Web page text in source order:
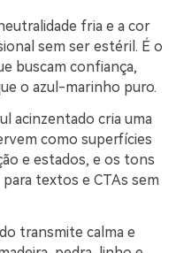
fria e a cor
sem ser estéril. É o
buscam confiança,
o azul-marinho puro.
acinzentado cria uma
como superfícies
e estados, e os tons
textos e CTAs sem
transmite calma e